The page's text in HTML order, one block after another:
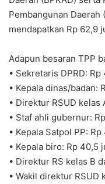
Pembangunan Daerah
mendapatkan Rp 62,9
Adapun besaran TPP
• Sekretaris DPRD: Rp
• Kepala dinas/badan:
• Direktur RSUD kelas
• Staf ahli gubernur:
• Kepala Satpol PP:
• Kepala biro: Rp 40,5
• Direktur RS kelas B
• Wakil direktur RSUD